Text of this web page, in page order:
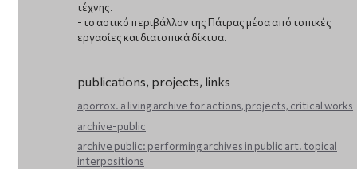
τέχνης.
- το αστικό περιβάλλον της Πάτρας μέσα από τοπικές
εργασίες και διατοπικά δίκτυα.
publications, projects, links
aporrox. a living archive for actions, projects, critical works
archive-public
archive public: performing archives in public art. topical
interpositions